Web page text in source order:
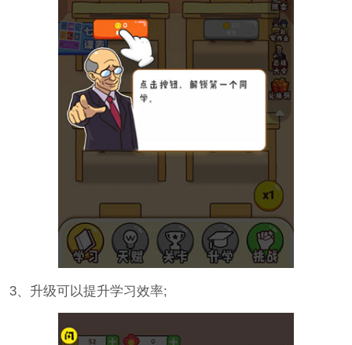
3、升级可以提升学习效率;